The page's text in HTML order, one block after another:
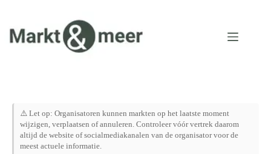
inhoud
⚠️ Let op: Organisatoren kunnen markten op het laatste moment
wijzigen, verplaatsen of annuleren. Controleer vóór vertrek daarom
altijd de website of socialmediakanalen van de organisator voor de
meest actuele informatie.